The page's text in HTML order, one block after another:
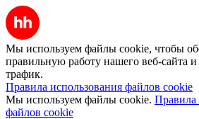
Мы используем файлы cookie, чтобы
правильную работу нашего веб-сайта и
трафик.
Правила использования файлов cookie
Мы используем файлы cookie. Правила
файлов cookie